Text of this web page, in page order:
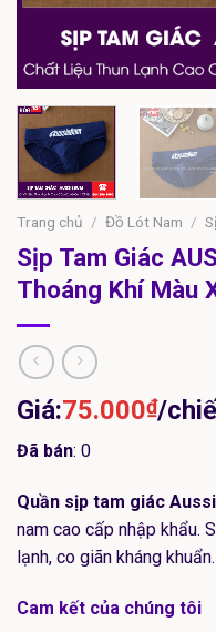
Trang chủ / Đồ Lót Nam /
Sịp Tam Giác
Thoáng Khí Màu
Giá:75.000₫/
Đã bán: 0
Quần sịp tam giác
nam cao cấp nhập khẩu.
lạnh, co giãn kháng
Cam kết của chúng tôi